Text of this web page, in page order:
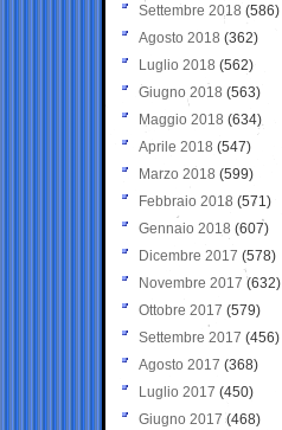
Settembre 2018 (586)
Agosto 2018 (362)
Luglio 2018 (562)
Giugno 2018 (563)
Maggio 2018 (634)
Aprile 2018 (547)
Marzo 2018 (599)
Febbraio 2018 (571)
Gennaio 2018 (607)
Dicembre 2017 (578)
Novembre 2017 (632)
Ottobre 2017 (579)
Settembre 2017 (456)
Agosto 2017 (368)
Luglio 2017 (450)
Giugno 2017 (468)